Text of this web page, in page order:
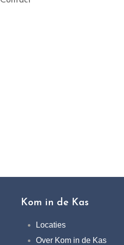
Kom in de Kas
Locaties
Over Kom in de Kas